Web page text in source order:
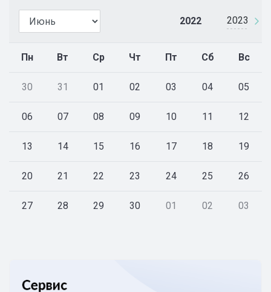
2022 2023
Пн Вт Ср Чт Пт Сб Вс
30 31 01 02 03 04 05
06 07 08 09 10 11 12
13 14 15 16 17 18 19
20 21 22 23 24 25 26
27 28 29 30 01 02 03